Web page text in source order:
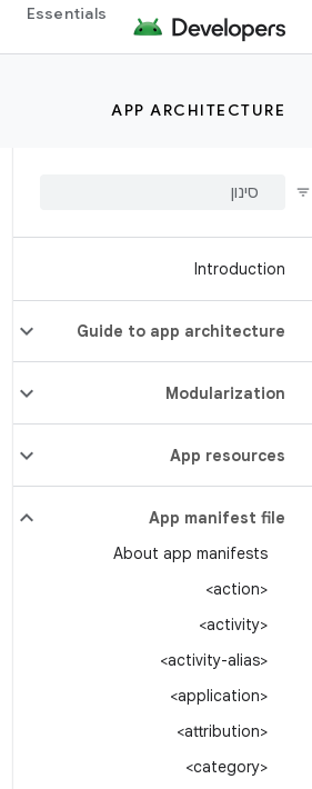
Essentials
APP ARCHITECTURE
Introduction
Guide to app architecture
Modularization
App resources
App manifest file
About app manifests
<action>
<activity>
<activity-alias>
<application>
<attribution>
<category>